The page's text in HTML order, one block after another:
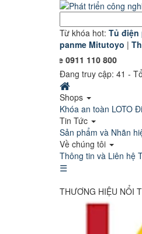
Từ khóa hot: Tủ điện
panme Mitutoyo |
0911 110 800
Đang truy cập: 41 -
Shops
Khóa an toàn LOTO
Tin Tức
Sản phẩm và Nhãn
Về chúng tôi
Thông tin và Liên hệ
☰
THƯƠNG HIỆU NỔI